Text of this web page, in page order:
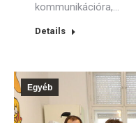
kommunikációra,…
Details
Egyéb